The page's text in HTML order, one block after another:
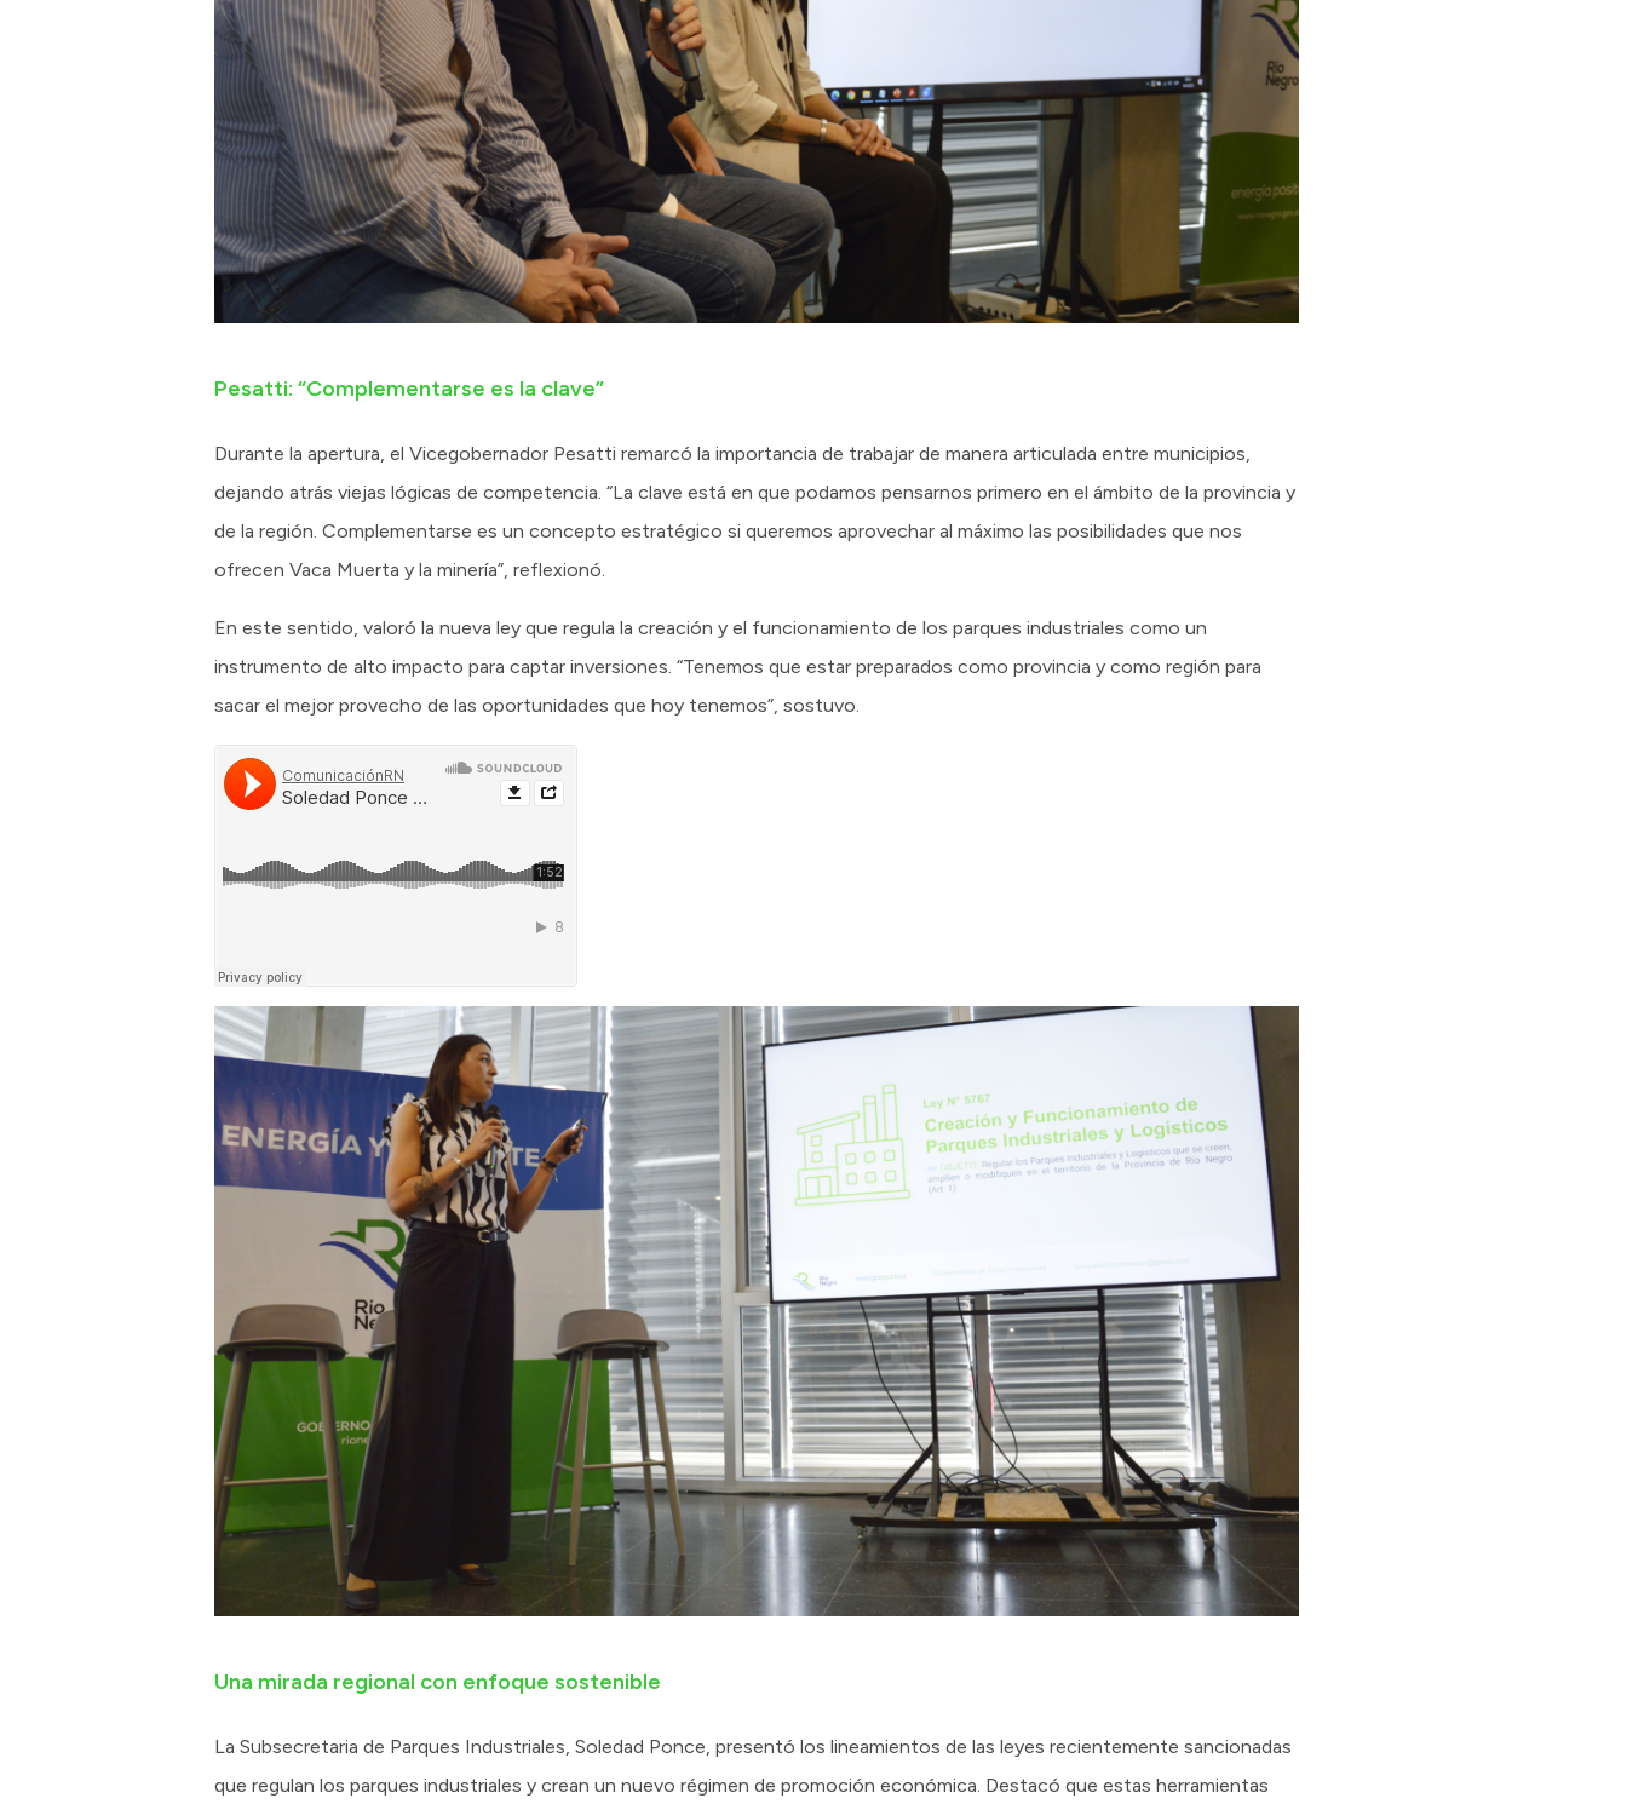
Pesatti: “Complementarse es la clave”
Durante la apertura, el Vicegobernador Pesatti remarcó la importancia de trabajar de manera articulada entre municipios,
dejando atrás viejas lógicas de competencia. “La clave está en que podamos pensarnos primero en el ámbito de la provincia y
de la región. Complementarse es un concepto estratégico si queremos aprovechar al máximo las posibilidades que nos
ofrecen Vaca Muerta y la minería”, reflexionó.
En este sentido, valoró la nueva ley que regula la creación y el funcionamiento de los parques industriales como un
instrumento de alto impacto para captar inversiones. “Tenemos que estar preparados como provincia y como región para
sacar el mejor provecho de las oportunidades que hoy tenemos”, sostuvo.
Una mirada regional con enfoque sostenible
La Subsecretaria de Parques Industriales, Soledad Ponce, presentó los lineamientos de las leyes recientemente sancionadas
que regulan los parques industriales y crean un nuevo régimen de promoción económica. Destacó que estas herramientas